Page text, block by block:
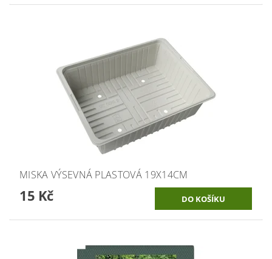
MISKA VÝSEVNÁ PLASTOVÁ 19X14CM
15 Kč